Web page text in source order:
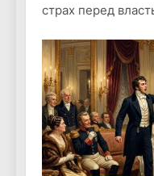
страх перед